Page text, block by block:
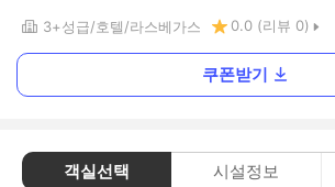
3+성급 호텔 라스베가스 0.0 (리뷰 0)
쿠폰받기
객실선택 시설정보